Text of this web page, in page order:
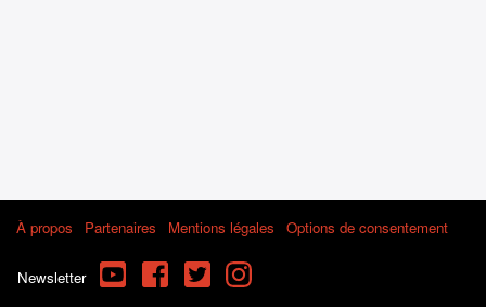
À propos Partenaires Mentions légales Options de consentement
Newsletter YouTube FacebookTwitterInstagram